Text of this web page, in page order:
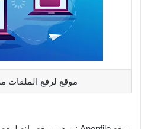
موقع لرفع الملفات